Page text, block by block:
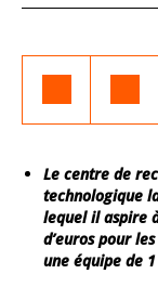
Le centre de
technologique
lequel il aspire
d’euros pour
une équipe de